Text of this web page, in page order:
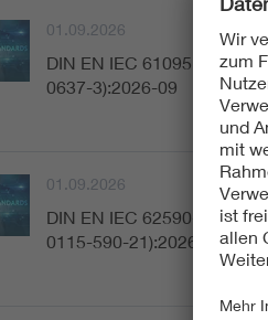
01.09.2026
DIN EN IEC 61095 (VDE
0637-3):2026-09
01.09.2026
DIN EN IEC 62590-2-1 (VDE
0115-590-21):2026-09